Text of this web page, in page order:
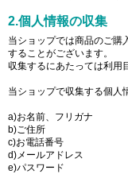
2.個人情報の収集
当ショップでは商品のご購
することがございます。
収集するにあたっては利用
当ショップで収集する個人
a)お名前、フリガナ
b)ご住所
c)お電話番号
d)メールアドレス
e)パスワード